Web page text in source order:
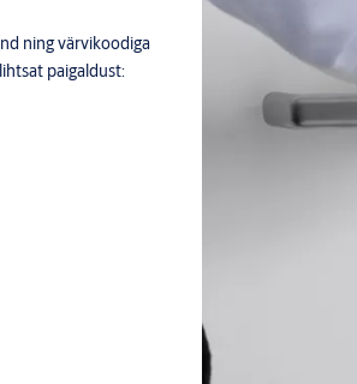
ning värvikoodiga
paigaldust: